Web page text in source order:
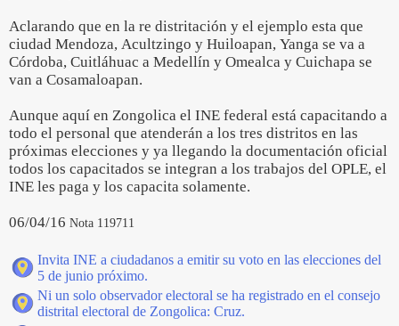
Aclarando que en la re distritación y el ejemplo esta que
ciudad Mendoza, Acultzingo y Huiloapan, Yanga se va a
Córdoba, Cuitláhuac a Medellín y Omealca y Cuichapa se
van a Cosamaloapan.
Aunque aquí en Zongolica el INE federal está capacitando a
todo el personal que atenderán a los tres distritos en las
próximas elecciones y ya llegando la documentación oficial
todos los capacitados se integran a los trabajos del OPLE, el
INE les paga y los capacita solamente.
06/04/16 Nota 119711
Invita INE a ciudadanos a emitir su voto en las elecciones del
5 de junio próximo.
Ni un solo observador electoral se ha registrado en el consejo
distrital electoral de Zongolica: Cruz.